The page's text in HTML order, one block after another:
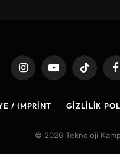
InstagramYouTubeTikTok
/ IMPRINT GIZLILIK
© 2026 Teknoloji